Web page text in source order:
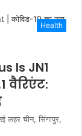
Health
Is JN1
वैरिएंट:
चीन, सिंगापुर,